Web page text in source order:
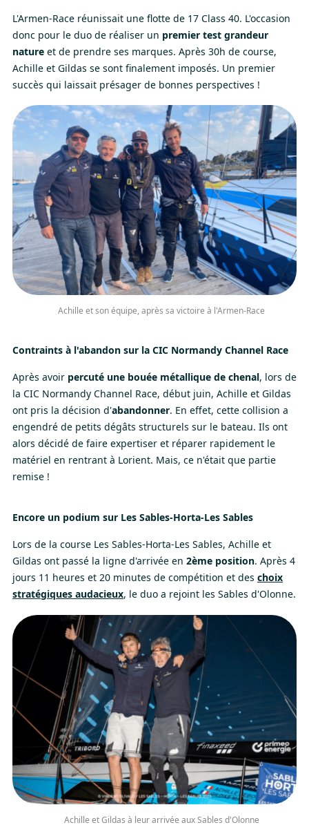
L'Armen-Race réunissait une flotte de 17 Class 40. L'occasion
donc pour le duo de réaliser un premier test grandeur
nature et de prendre ses marques. Après 30h de course,
Achille et Gildas se sont finalement imposés. Un premier
succès qui laissait présager de bonnes perspectives !
Achille et son équipe, après sa victoire à l'Armen-Race
Contraints à l'abandon sur la CIC Normandy Channel Race
Après avoir percuté une bouée métallique de chenal, lors de
la CIC Normandy Channel Race, début juin, Achille et Gildas
ont pris la décision d'abandonner. En effet, cette collision a
engendré de petits dégâts structurels sur le bateau. Ils ont
alors décidé de faire expertiser et réparer rapidement le
matériel en rentrant à Lorient. Mais, ce n'était que partie
remise !
Encore un podium sur Les Sables-Horta-Les Sables
Lors de la course Les Sables-Horta-Les Sables, Achille et
Gildas ont passé la ligne d'arrivée en 2ème position. Après 4
jours 11 heures et 20 minutes de compétition et des choix
stratégiques audacieux, le duo a rejoint les Sables d'Olonne.
Achille et Gildas à leur arrivée aux Sables d'Olonne